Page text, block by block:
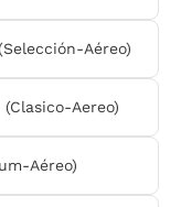
(Selección-Aéreo)
(Clasico-Aereo)
Aéreo)